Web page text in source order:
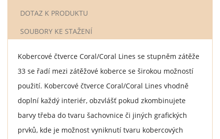
DOTAZ K PRODUKTU
SOUBORY KE STAŽENÍ
Kobercové čtverce Coral/Coral Lines se stupněm zátěže
33 se řadí mezi zátěžové koberce se širokou možností
použití. Kobercové čtverce Coral/Coral Lines vhodně
doplní každý interiér, obzvlášť pokud zkombinujete
barvy třeba do tvaru šachovnice či jiných grafických
prvků, kde je možnost vyniknutí tvaru kobercových